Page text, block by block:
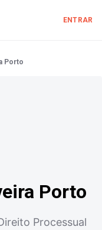
ENTRAR
Porto
Porto
Processual